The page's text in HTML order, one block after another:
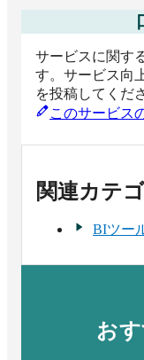
2025
カテゴ
2025
ール
メーカ
2025
ール エ
エネル
2025
IT/通信/
サービスに関す
す。サービス向
を投稿してくだ
このサービス
関連カテ
BIツー
お